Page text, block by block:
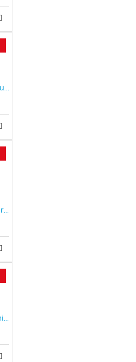
LG sieninis oro kondicionierius Standard 2, 3.5/4.0 kW
NØRDIS sieninis šilumos siurblys oras-oras SIRIUS juodos spalvos, 3.40/3.42 kW
Daikin sieninis oro kondicionierius Perfera, 2.5/2.8 kW